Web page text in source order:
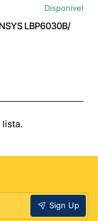
Disponível
LBP6030B/
Sign Up